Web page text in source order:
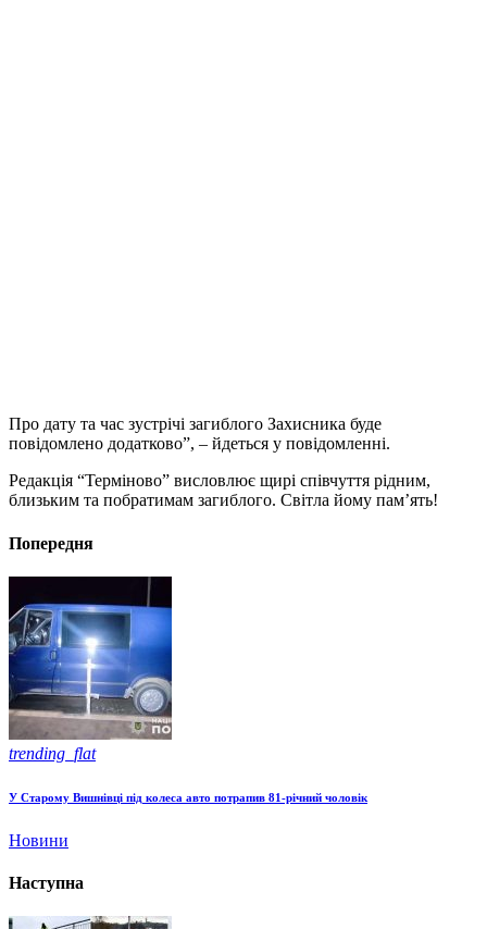
Про дату та час зустрічі загиблого Захисника буде
повідомлено додатково”, – йдеться у повідомленні.
Редакція “Терміново” висловлює щирі співчуття рідним,
близьким та побратимам загиблого. Світла йому пам’ять!
Попередня
trending_flat
У Старому Вишнівці під колеса авто потрапив 81-річний чоловік
Новини
Наступна